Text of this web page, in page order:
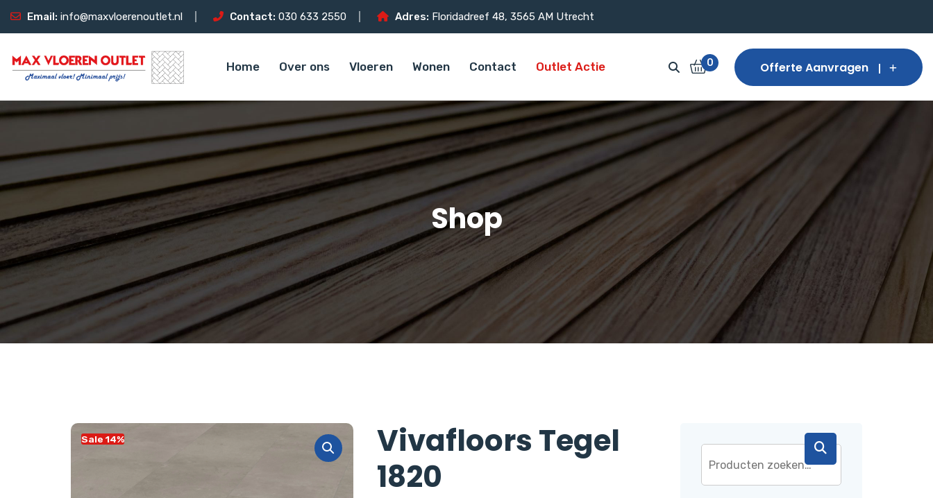
Email: info@maxvloerenoutlet.nl Contact: 030 633 2550 Adres: Floridadreef 48, 3565 AM Utrecht
Home Over ons Vloeren Wonen Contact Outlet Actie 0 Offerte Aanvragen
Shop
Sale 14%
Vivafloors Tegel
1820